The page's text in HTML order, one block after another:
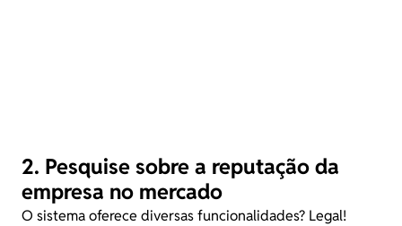
2. Pesquise sobre a reputação da
empresa no mercado
O sistema oferece diversas funcionalidades? Legal!